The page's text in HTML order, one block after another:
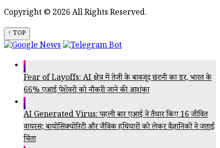
Copyright © 2026 All Rights Reserved.
↑ TOP
Fear of Layoffs: AI क्षेत्र में तेजी के बावजूद छंटनी का डर, भारत के
66% एआई पेशेवरों को नौकरी जाने की आशंका
AI Generated Virus: पहली बार एआई ने तैयार किए 16 जीवित
वायरस; बायोसिक्योरिटी और जैविक हथियारों को लेकर वैज्ञानिकों ने जताई
चिंता